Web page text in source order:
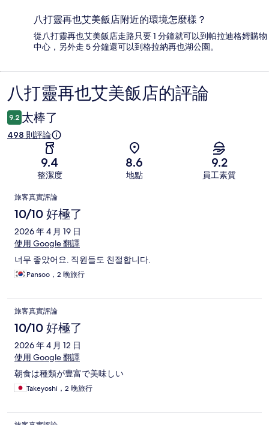
八打靈再也艾美飯店附近的環境怎麼樣？
從八打靈再也艾美飯店走路只要 1 分鐘就可以到帕拉迪格姆購物
中心，另外走 5 分鐘還可以到格拉納再也湖公園。
評
論
八打靈再也艾美飯店的評論
9.2 太棒了
498 則評論
9.4
整潔度
8.6
地點
9.2
員工素質
評
論
旅客真實評論
10/10 好極了
2026 年 4 月 19 日
使用 Google 翻譯
너무 좋았어요. 직원들도 친절합니다.
Pansoo，2 晚旅行
旅客真實評論
10/10 好極了
2026 年 4 月 12 日
使用 Google 翻譯
朝食は種類が豊富で美味しい
Takeyoshi，2 晚旅行